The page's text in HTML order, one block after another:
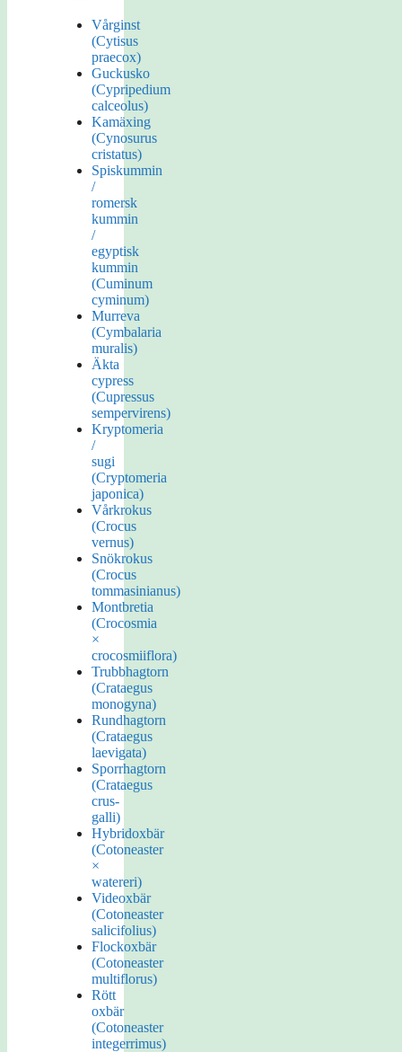
Vårginst
(Cytisus
praecox)
Guckusko
(Cypripedium
calceolus)
Kamäxing
(Cynosurus
cristatus)
Spiskummin
/
romersk
kummin
/
egyptisk
kummin
(Cuminum
cyminum)
Murreva
(Cymbalaria
muralis)
Äkta
cypress
(Cupressus
sempervirens)
Kryptomeria
/
sugi
(Cryptomeria
japonica)
Vårkrokus
(Crocus
vernus)
Snökrokus
(Crocus
tommasinianus)
Montbretia
(Crocosmia
×
crocosmiiflora)
Trubbhagtorn
(Crataegus
monogyna)
Rundhagtorn
(Crataegus
laevigata)
Sporrhagtorn
(Crataegus
crus-
galli)
Hybridoxbär
(Cotoneaster
×
watereri)
Videoxbär
(Cotoneaster
salicifolius)
Flockoxbär
(Cotoneaster
multiflorus)
Rött
oxbär
(Cotoneaster
integerrimus)